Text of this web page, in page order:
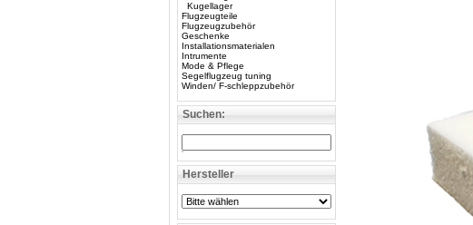
Kugellager
Flugzeugteile
Flugzeugzubehör
Geschenke
Installationsmaterialen
Intrumente
Mode & Pflege
Segelflugzeug tuning
Winden/ F-schleppzubehör
Suchen:
Hersteller